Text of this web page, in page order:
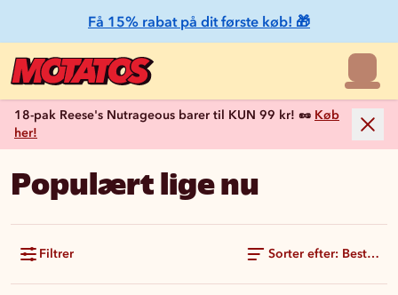
Få 15% rabat på dit første køb! 🎁
18-pak Reese's Nutrageous barer til KUN 99 kr! 🥜 Køb
her!
Populært lige nu
Filtrer Sorter efter: